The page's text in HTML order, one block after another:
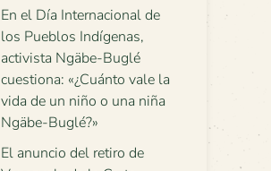
En el Día Internacional de
los Pueblos Indígenas,
activista Ngäbe-Buglé
cuestiona: «¿Cuánto vale la
vida de un niño o una niña
Ngäbe-Buglé?»
El anuncio del retiro de